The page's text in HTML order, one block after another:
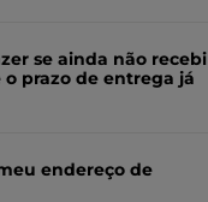
se ainda não recebi
prazo de entrega já
endereço de